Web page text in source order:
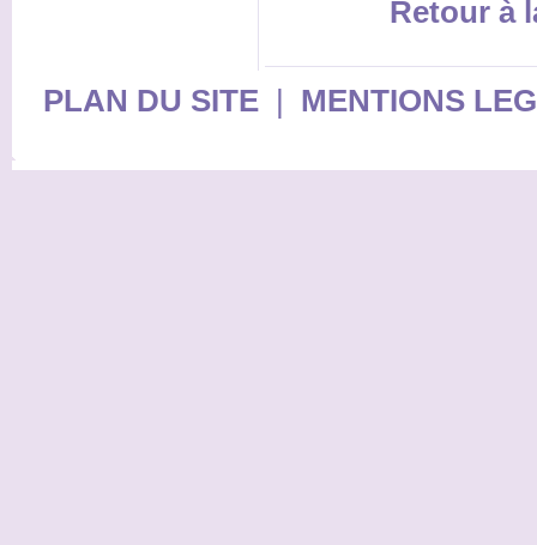
Retour à
PLAN DU SITE| MENTIONS